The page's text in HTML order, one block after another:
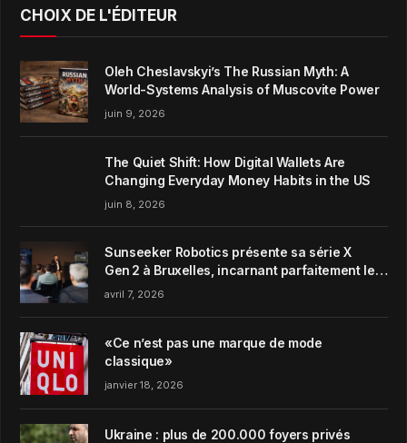
CHOIX DE L'ÉDITEUR
Oleh Cheslavskyi’s The Russian Myth: A
World-Systems Analysis of Muscovite Power
juin 9, 2026
The Quiet Shift: How Digital Wallets Are
Changing Everyday Money Habits in the US
juin 8, 2026
Sunseeker Robotics présente sa série X
Gen 2 à Bruxelles, incarnant parfaitement le
concept de Garden Harmony de la marque
avril 7, 2026
«Ce n’est pas une marque de mode
classique»
janvier 18, 2026
Ukraine : plus de 200.000 foyers privés